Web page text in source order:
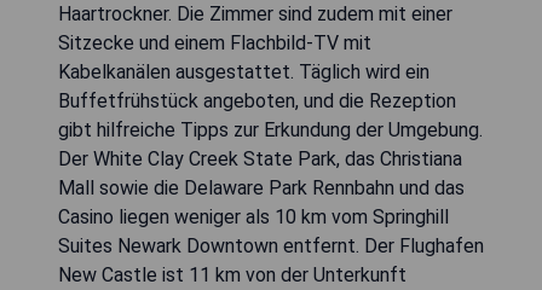
Haartrockner. Die Zimmer sind zudem mit einer
Sitzecke und einem Flachbild-TV mit
Kabelkanälen ausgestattet. Täglich wird ein
Buffetfrühstück angeboten, und die Rezeption
gibt hilfreiche Tipps zur Erkundung der Umgebung.
Der White Clay Creek State Park, das Christiana
Mall sowie die Delaware Park Rennbahn und das
Casino liegen weniger als 10 km vom Springhill
Suites Newark Downtown entfernt. Der Flughafen
New Castle ist 11 km von der Unterkunft